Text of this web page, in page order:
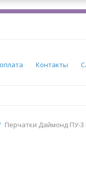
Контакты
Перчатки Даймонд ПУ-3